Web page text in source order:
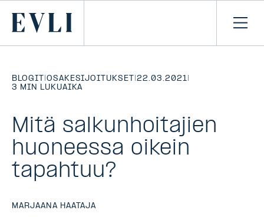
Primary
Avaa
BLOGIT |OSAKESIJOITUKSET |22.03.2021|
3 MIN LUKUAIKA
Mitä salkunhoitajien
huoneessa oikein
tapahtuu?
MARJAANA HAATAJA